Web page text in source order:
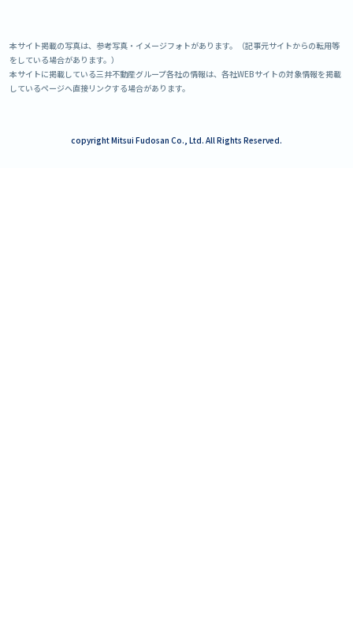
本サイト掲載の写真は、参考写真・イメージフォトがあります。（記事元サイトからの転用等
をしている場合があります。）
本サイトに掲載している三井不動産グループ各社の情報は、各社WEBサイトの対象情報を掲載
しているページへ直接リンクする場合があります。
copyright Mitsui Fudosan Co., Ltd. All Rights Reserved.